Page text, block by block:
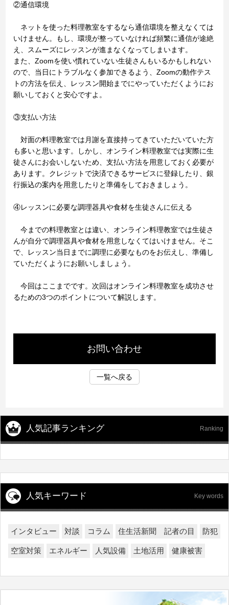
②通信環境
ネットを使った料理教室をするなら通信環境を整えなくては
いけません。もし、環境が整っていなければ頻繁に通信が途絶
え、スムーズにレッスンが進まなくなってしまいます。
また、Zoomを使い慣れていない生徒さんもいるかもしれない
ので、当日にトラブルなく参加できるよう、Zoomの動作テス
トの方法を伝え、レッスン開始までにやっていただくようにお
願いしておくと安心ですよ。
③支払い方法
対面の料理教室では月謝を直接持ってきていただいていた方
も多いと思います。しかし、オンライン料理教室では実際に生
徒さんにお会いしないため、支払い方法を用意しておく必要が
あります。クレジットで決済できるサービスに登録したり、銀
行振込の案内を用意したりと準備をしておきましょう。
④レッスンに必要な調理器具や食材を生徒さんに伝える
今までの料理教室とは違い、オンライン料理教室では生徒さ
んが自分で調理器具や食材を用意しなくてはいけません。そこ
で、レッスン当日までに調理に必要なものをお伝えし、準備し
ていただくようにお願いしましょう。
今回はここまでです。次回はオンライン料理教室を成功させ
るための3つのポイントについて解説します。
お問い合わせ
一覧へ戻る
人気記事ランキング Ranking
人気キーワード Key words
インタビュー 対談 コラム 住生活新聞 記者の目 防犯
空室対策 エネルギー 人気設備 土地活用 健康被害